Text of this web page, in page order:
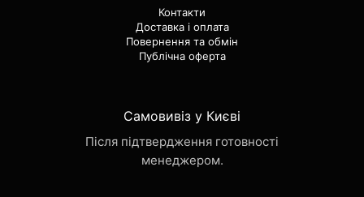
Контакти
Доставка і оплата
Повернення та обмін
Публічна оферта
Самовивіз у Києві
Після підтвердження готовності
менеджером.